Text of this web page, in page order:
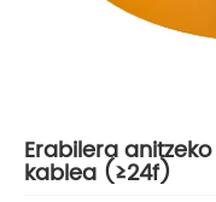
Erabilera
kablea (≥24f)